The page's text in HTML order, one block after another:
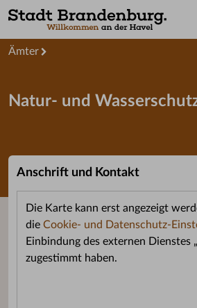
Ämter
Natur- und
Anschrift und Kontakt
Die Karte kann erst angezeigt
die Cookie- und Datenschutz-
Einbindung des externen Dienstes
zugestimmt haben.